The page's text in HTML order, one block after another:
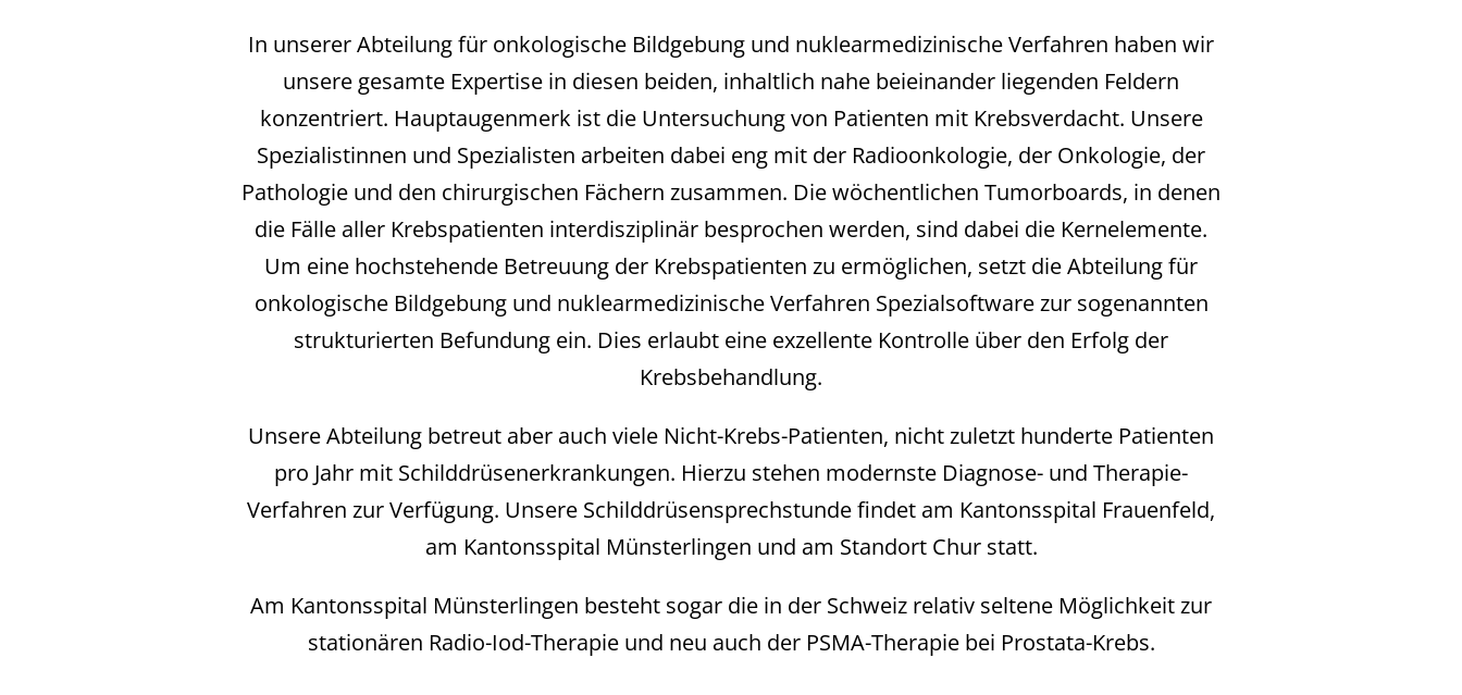
In unserer Abteilung für onkologische Bildgebung und nuklearmedizinische Verfahren haben wir
unsere gesamte Expertise in diesen beiden, inhaltlich nahe beieinander liegenden Feldern
konzentriert. Hauptaugenmerk ist die Untersuchung von Patienten mit Krebsverdacht. Unsere
Spezialistinnen und Spezialisten arbeiten dabei eng mit der Radioonkologie, der Onkologie, der
Pathologie und den chirurgischen Fächern zusammen. Die wöchentlichen Tumorboards, in denen
die Fälle aller Krebspatienten interdisziplinär besprochen werden, sind dabei die Kernelemente.
Um eine hochstehende Betreuung der Krebspatienten zu ermöglichen, setzt die Abteilung für
onkologische Bildgebung und nuklearmedizinische Verfahren Spezialsoftware zur sogenannten
strukturierten Befundung ein. Dies erlaubt eine exzellente Kontrolle über den Erfolg der
Krebsbehandlung.
Unsere Abteilung betreut aber auch viele Nicht-Krebs-Patienten, nicht zuletzt hunderte Patienten
pro Jahr mit Schilddrüsenerkrankungen. Hierzu stehen modernste Diagnose- und Therapie-
Verfahren zur Verfügung. Unsere Schilddrüsensprechstunde findet am Kantonsspital Frauenfeld,
am Kantonsspital Münsterlingen und am Standort Chur statt.
Am Kantonsspital Münsterlingen besteht sogar die in der Schweiz relativ seltene Möglichkeit zur
stationären Radio-Iod-Therapie und neu auch der PSMA-Therapie bei Prostata-Krebs.